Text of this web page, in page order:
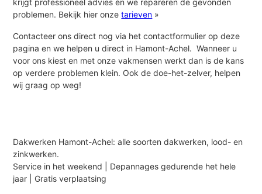
krijgt professioneel advies én we repareren de gevonden
problemen. Bekijk hier onzetarieven »
Contacteer ons direct nog via het contactformulier op deze
pagina en we helpen u direct in Hamont-Achel. Wanneer u
voor ons kiest en met onze vakmensen werkt dan is de kans
op verdere problemen klein. Ook de doe-het-zelver, helpen
wij graag op weg!
Dakwerken Hamont-Achel: alle soorten dakwerken, lood- en
zinkwerken.
Service in het weekend | Depannages gedurende het hele
jaar | Gratis verplaatsing